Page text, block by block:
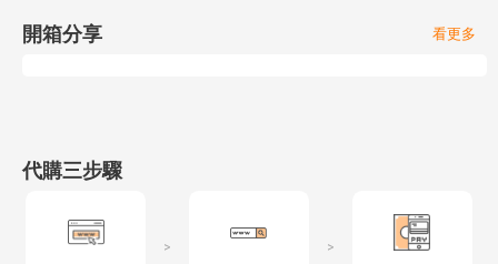
開箱分享 看更多
代購三步驟
> >